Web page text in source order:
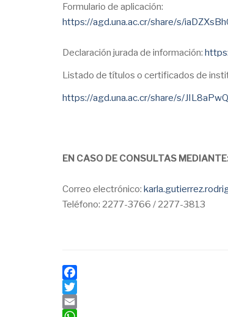
Formulario de aplicación:
https://agd.una.ac.cr/share/s/
Declaración jurada de información:
Listado de títulos o certificados de
https://agd.una.ac.cr/share/s/
EN CASO DE CONSULTAS MEDIANTE:
Correo electrónico:
Teléfono: 2277-3766 / 2277-3813
Facebook
Twitter